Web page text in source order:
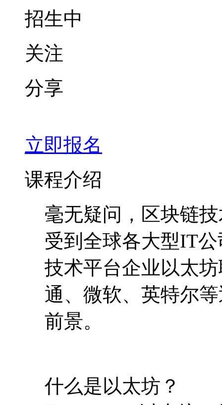
立即报名
课程介绍
受到全球各大型IT
技术平台企业以太
通、微软、英特尔
前景。
什么是以太坊？
Ethereum（以太坊
名，金融交易所，